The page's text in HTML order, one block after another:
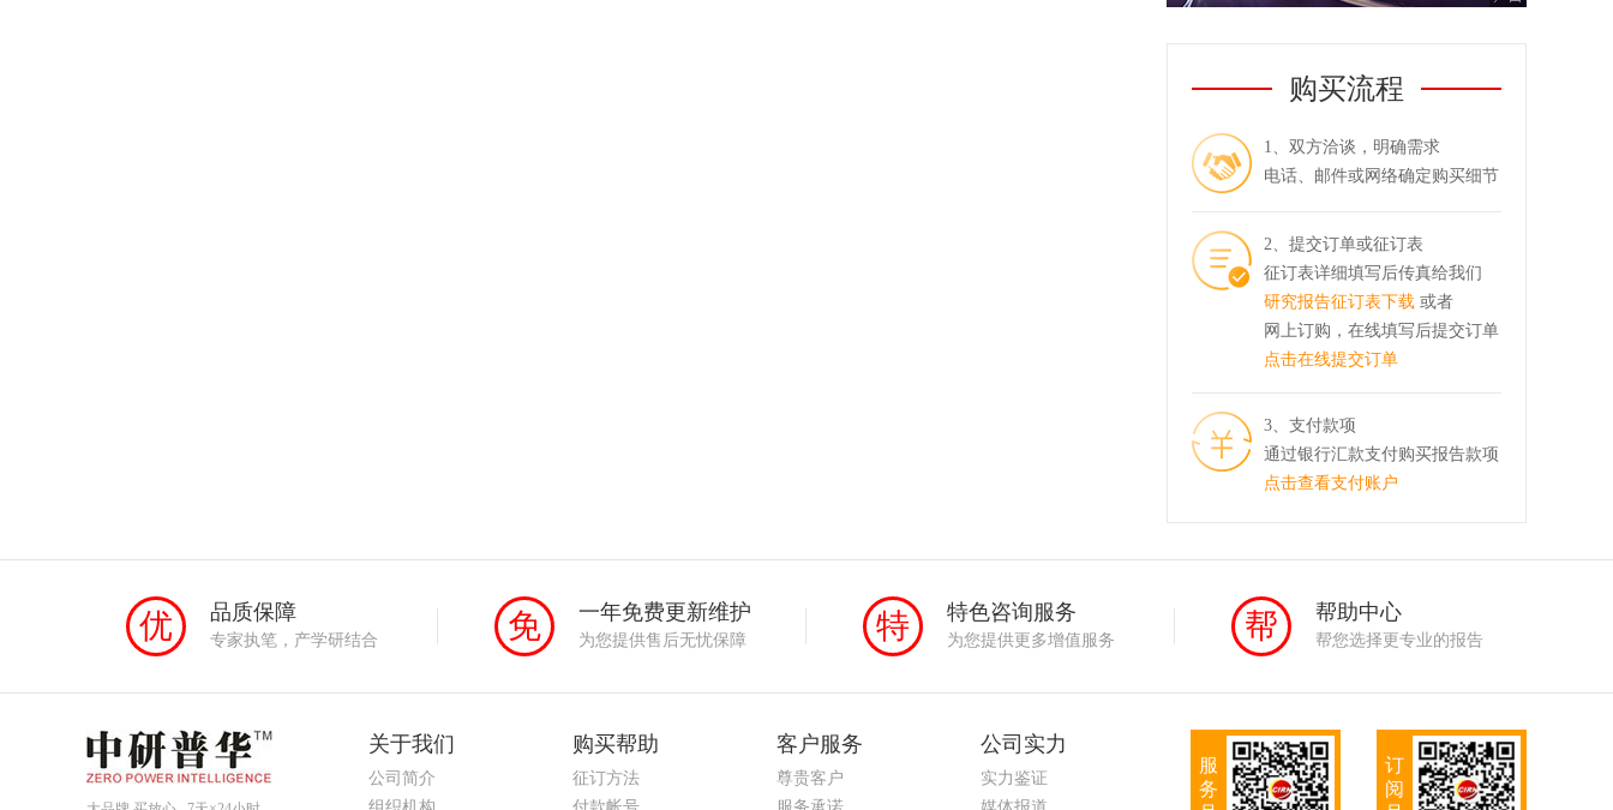
购买流程
1、双方洽谈，明确需求
电话、邮件或网络确定购买细节
2、提交订单或征订表
征订表详细填写后传真给我们
研究报告征订表下载 或者
网上订购，在线填写后提交订单
点击在线提交订单
3、支付款项
通过银行汇款支付购买报告款项
点击查看支付账户
优 品质保障
专家执笔，产学研结合 免 一年免费更新维护
为您提供售后无忧保障 特 特色咨询服务
为您提供更多增值服务 帮 帮助中心
帮您选择更专业的报告
关于我们
公司简介
购买帮助
征订方法
客户服务
尊贵客户
公司实力
实力鉴证
服
务
订
阅